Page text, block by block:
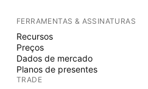
FERRAMENTAS & ASSINATURAS
Recursos
Preços
Dados de mercado
Planos de presentes
TRADE